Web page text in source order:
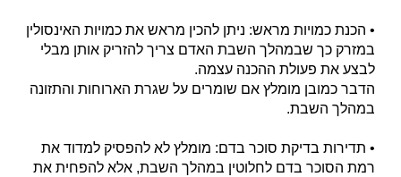
• הכנת כמויות מראש: ניתן להכין מראש את כמויות האינסולין
במזרק כך שבמהלך השבת האדם צריך להזריק אותן מבלי
לבצע את פעולת ההכנה עצמה.
הדבר כמובן מומלץ אם שומרים על שגרת הארוחות והתזונה
במהלך השבת.
• תדירות בדיקת סוכר בדם: מומלץ לא להפסיק למדוד את
רמת הסוכר בדם לחלוטין במהלך השבת, אלא להפחית את